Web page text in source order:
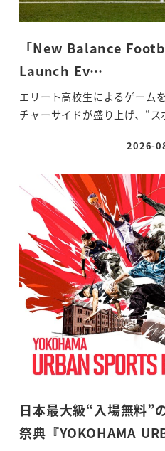
「New Balance
Launch Ev…
エリート高校生によるゲーム
チャーサイドが盛り上げ、“
投稿日
2026-
日本最大級“入場無料”
祭典『YOKOHAMA